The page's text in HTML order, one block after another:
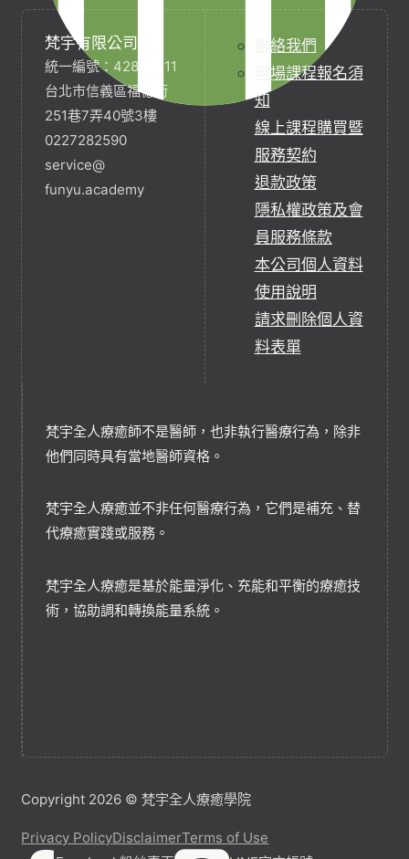
梵宇有限公司
統一編號：42854211
台北市信義區福德街
251巷7弄40號3樓
0227282590
service@
funyu.academy
聯絡我們
現場課程報名須
知
線上課程購買暨
服務契約
退款政策
隱私權政策及會
員服務條款
本公司個人資料
使用說明
請求刪除個人資
料表單
梵宇全人療癒師不是醫師，也非執行醫療行為，除非
他們同時具有當地醫師資格。
梵宇全人療癒並不非任何醫療行為，它們是補充、替
代療癒實踐或服務。
梵宇全人療癒是基於能量淨化、充能和平衡的療癒技
術，協助調和轉換能量系統。
Copyright 2026 © 梵宇全人療癒學院
Privacy PolicyDisclaimerTerms of Use